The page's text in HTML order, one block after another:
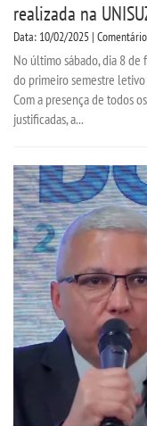
realizada na
Data: 10/02/2025 | Comentário
No último sábado, dia 8
do primeiro semestre
Com a presença de todos
justificadas, a...